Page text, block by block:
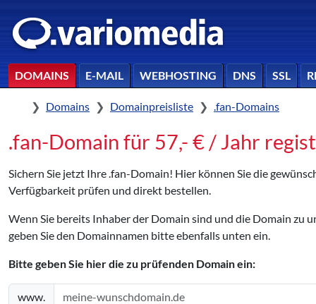
DOMAINS E-MAIL WEBHOSTING DNS SSL
HomeDomains Domainpreisliste .fan-Domains
.fan-Domain für 57,- € / Jahr
Sichern Sie jetzt Ihre .fan-Domain! Hier können Sie die
Verfügbarkeit prüfen und direkt bestellen.
Wenn Sie bereits Inhaber der Domain sind und die Domain zu
geben Sie den Domainnamen bitte ebenfalls unten ein.
Bitte geben Sie hier die zu prüfenden Domain ein:
www.